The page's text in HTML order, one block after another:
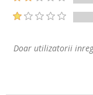
Doar utilizatorii